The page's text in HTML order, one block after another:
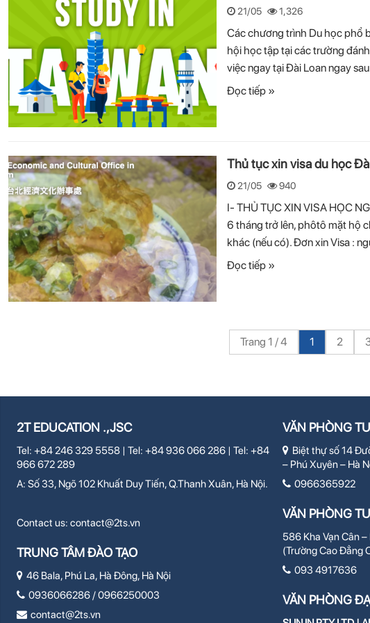
21/05 1,326
Các chương trình Du học phổ
hội học tập tại các trường
việc ngay tại Đài Loan ngay
Đọc tiếp »
Thủ tục xin visa du học
21/05 940
I- THỦ TỤC XIN VISA HỌC
6 tháng trở lên, phôtô mặt hộ
khác (nếu có). Đơn xin Visa :
Đọc tiếp »
Trang 1 / 4 1 2
2T EDUCATION .,JSC
Tel: +84 246 329 5558 | Tel: +84 936 066 286 | Tel: +84
966 672 289
A: Số 33, Ngõ 102 Khuất Duy Tiến, Q.Thanh Xuân, Hà Nội.
Contact us: contact@2ts.vn
TRUNG TÂM ĐÀO TẠO
46 Bala, Phú La, Hà Đông, Hà Nội
0936066286 / 0966250003
contact@2ts.vn
VĂN PHÒNG
Biệt thự số 14
– Phú Xuyên – Hà
0966365922
VĂN PHÒNG
586 Kha Vạn Cân
(Trường Cao Đẳng
093 4917636
VĂN PHÒNG